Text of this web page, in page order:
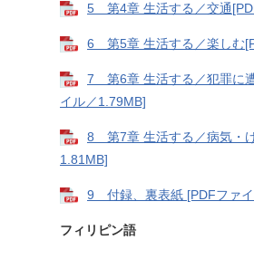
5 第4章 生活する／交通
6 第5章 生活する／楽しむ
7 第6章 生活する／犯罪に
イル／1.79MB]
8 第7章 生活する／病気・
1.81MB]
9 付録、裏表紙 [PDFファ
フィリピン語